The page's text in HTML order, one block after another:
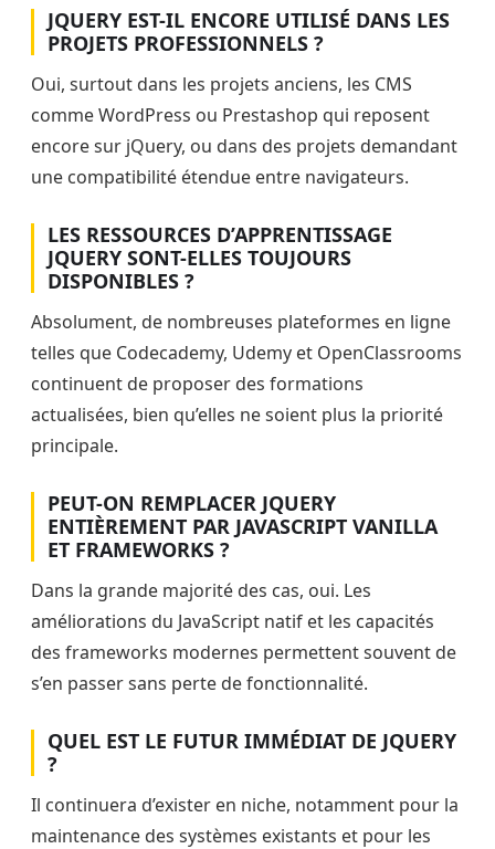
JQUERY EST-IL ENCORE UTILISÉ DANS LES
PROJETS PROFESSIONNELS ?
Oui, surtout dans les projets anciens, les CMS
comme WordPress ou Prestashop qui reposent
encore sur jQuery, ou dans des projets demandant
une compatibilité étendue entre navigateurs.
LES RESSOURCES D’APPRENTISSAGE
JQUERY SONT-ELLES TOUJOURS
DISPONIBLES ?
Absolument, de nombreuses plateformes en ligne
telles que Codecademy, Udemy et OpenClassrooms
continuent de proposer des formations
actualisées, bien qu’elles ne soient plus la priorité
principale.
PEUT-ON REMPLACER JQUERY
ENTIÈREMENT PAR JAVASCRIPT VANILLA
ET FRAMEWORKS ?
Dans la grande majorité des cas, oui. Les
améliorations du JavaScript natif et les capacités
des frameworks modernes permettent souvent de
s’en passer sans perte de fonctionnalité.
QUEL EST LE FUTUR IMMÉDIAT DE JQUERY
?
Il continuera d’exister en niche, notamment pour la
maintenance des systèmes existants et pour les